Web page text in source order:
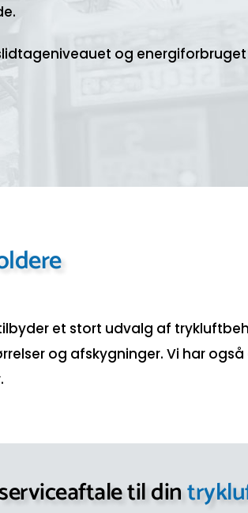
og
et stort udvalg af
og afskygninger. Vi har
til din